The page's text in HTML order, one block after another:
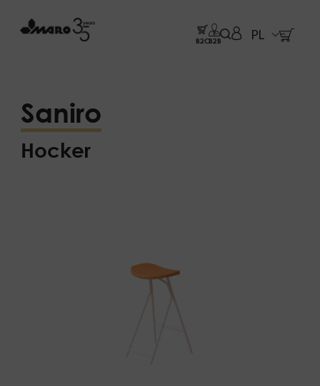
B2CB2B PL
Saniro
Hocker